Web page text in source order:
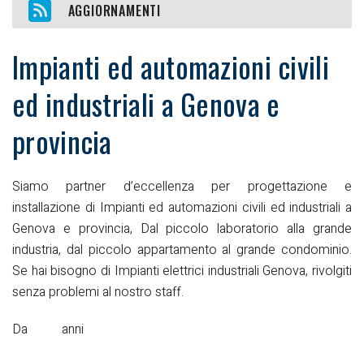
AGGIORNAMENTI
Impianti ed automazioni civili
ed industriali a Genova e
provincia
Siamo partner d’eccellenza per progettazione e
installazione di Impianti ed automazioni civili ed industriali a
Genova e provincia, Dal piccolo laboratorio alla grande
industria, dal piccolo appartamento al grande condominio.
Se hai bisogno di Impianti elettrici industriali Genova, rivolgiti
senza problemi al nostro staff.
Da anni